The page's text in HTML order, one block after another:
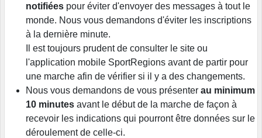
notifiées pour éviter d'envoyer des messages à tout le
monde. Nous vous demandons d'éviter les inscriptions
à la dernière minute.
Il est toujours prudent de consulter le site ou
l'application mobile SportRegions avant de partir pour
une marche afin de vérifier si il y a des changements.
Nous vous demandons de vous présenter au minimum
10 minutes avant le début de la marche de façon à
recevoir les indications qui pourront être données sur le
déroulement de celle-ci.